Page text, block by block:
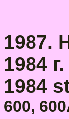
1987.
1984
1984
600,